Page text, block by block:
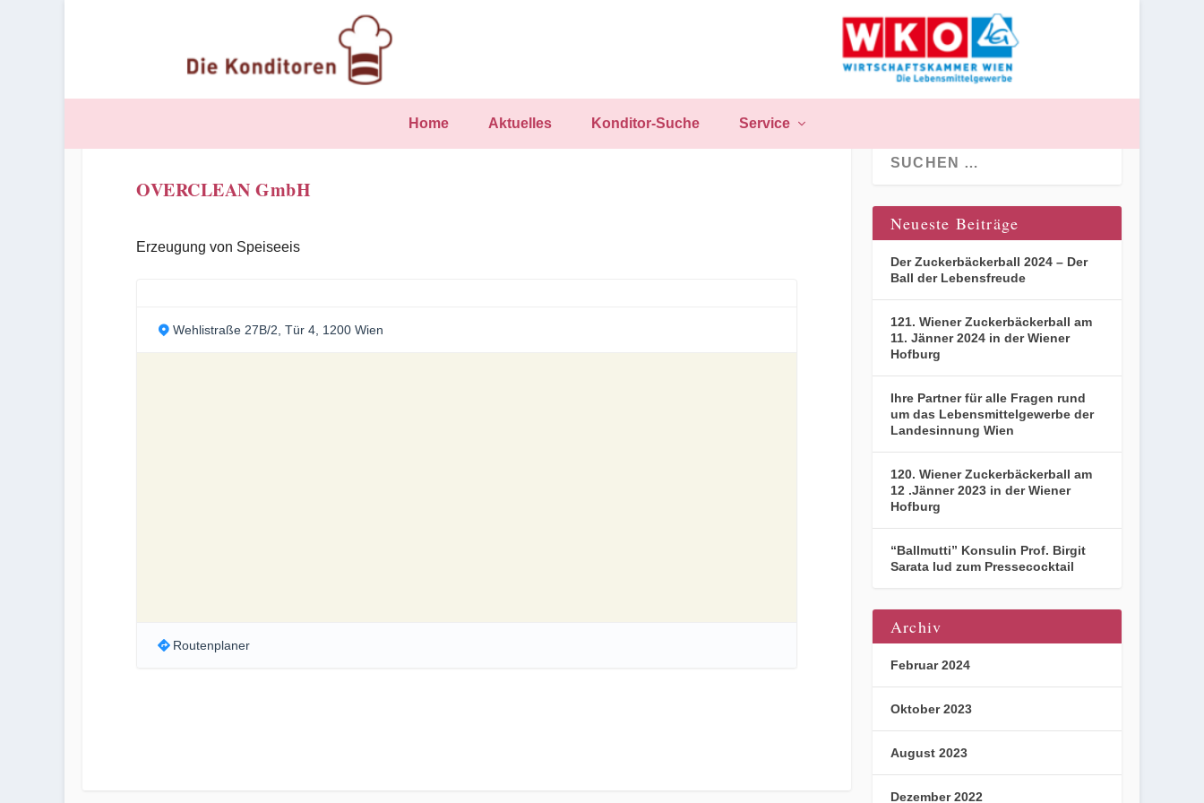
Home Aktuelles Konditor-Suche Service
OVERCLEAN GmbH
Erzeugung von Speiseeis
Wehlistraße 27B/2, Tür 4, 1200 Wien
Routenplaner
Neueste Beiträge
Der Zuckerbäckerball 2024 – Der
Ball der Lebensfreude
121. Wiener Zuckerbäckerball am
11. Jänner 2024 in der Wiener
Hofburg
Ihre Partner für alle Fragen rund
um das Lebensmittelgewerbe der
Landesinnung Wien
120. Wiener Zuckerbäckerball am
12 .Jänner 2023 in der Wiener
Hofburg
“Ballmutti” Konsulin Prof. Birgit
Sarata lud zum Pressecocktail
Archiv
Februar 2024
Oktober 2023
August 2023
Dezember 2022